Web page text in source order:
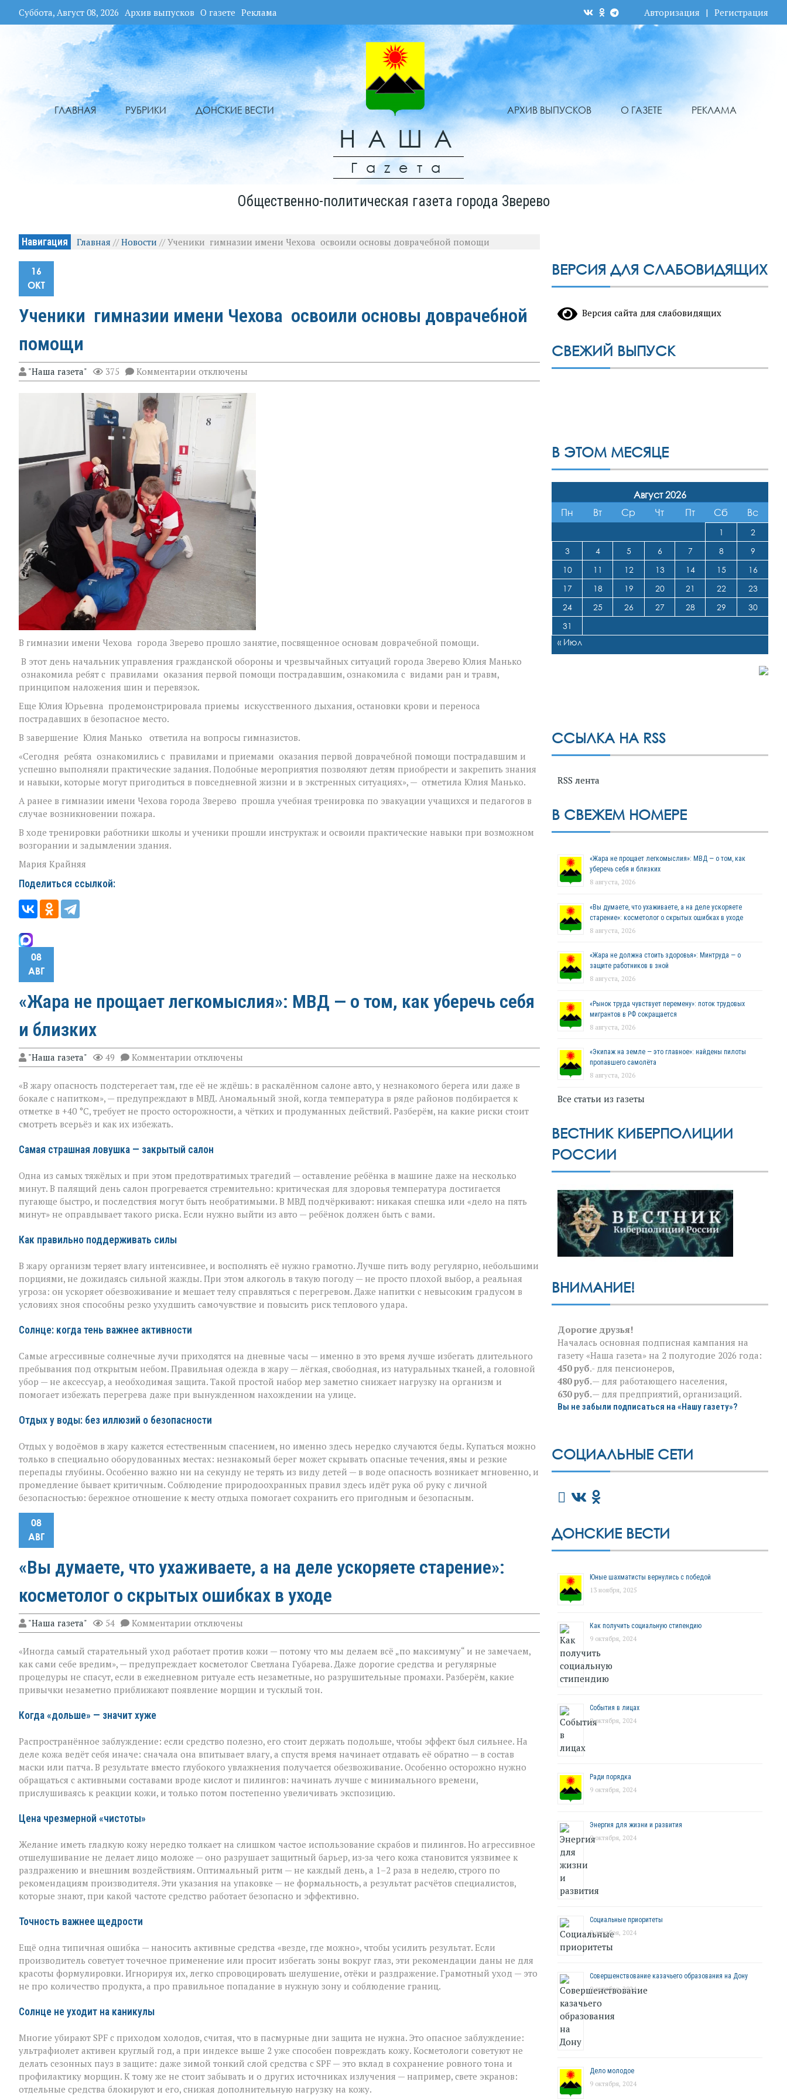
Суббота, Август 08, 2026 Архив выпусков О газете Реклама Авторизация | Регистрация
ГЛАВНАЯ РУБРИКИ ДОНСКИЕ ВЕСТИ
НАША
Гаzета
АРХИВ ВЫПУСКОВ О ГАЗЕТЕ РЕКЛАМА
Общественно-политическая газета города Зверево
Навигация Главная //Новости //Ученики гимназии имени Чехова освоили основы доврачебной помощи
16
ОКТ
Ученики гимназии имени Чехова освоили основы доврачебной
помощи
"Наша газета" 375 Комментарии к
записи
Ученики
гимназии
имени
Чехова
доврачебной
помощи
отключены
В гимназии имени Чехова города Зверево прошло занятие, посвященное основам доврачебной помощи.
В этот день начальник управления гражданской обороны и чрезвычайных ситуаций города Зверево Юлия Манько
ознакомила ребят с правилами оказания первой помощи пострадавшим, ознакомила с видами ран и травм,
принципом наложения шин и перевязок.
Еще Юлия Юрьевна продемонстрировала приемы искусственного дыхания, остановки крови и переноса
пострадавших в безопасное место.
В завершение Юлия Манько ответила на вопросы гимназистов.
«Сегодня ребята ознакомились с правилами и приемами оказания первой доврачебной помощи пострадавшим и
успешно выполняли практические задания. Подобные мероприятия позволяют детям приобрести и закрепить знания
и навыки, которые могут пригодиться в повседневной жизни и в экстренных ситуациях», — отметила Юлия Манько.
А ранее в гимназии имени Чехова города Зверево прошла учебная тренировка по эвакуации учащихся и педагогов в
случае возникновении пожара.
В ходе тренировки работники школы и ученики прошли инструктаж и освоили практические навыки при возможном
возгорании и задымлении здания.
Мария Крайняя
Поделиться ссылкой:
08
АВГ
«Жара не прощает легкомыслия»: МВД — о том, как уберечь себя
и близких
"Наша газета" 49 Комментарии к
записи
не
прощает
легкомыслия»:
МВД — о
уберечь
себя
близких
отключены
«В жару опасность подстерегает там, где её не ждёшь: в раскалённом салоне авто, у незнакомого берега или даже в
бокале с напитком», — предупреждают в МВД. Аномальный зной, когда температура в ряде районов подбирается к
отметке в +40 °C, требует не просто осторожности, а чётких и продуманных действий. Разберём, на какие риски стоит
смотреть всерьёз и как их избежать.
Самая страшная ловушка — закрытый салон
Одна из самых тяжёлых и при этом предотвратимых трагедий — оставление ребёнка в машине даже на несколько
минут. В палящий день салон прогревается стремительно: критическая для здоровья температура достигается
пугающе быстро, и последствия могут быть необратимыми. В МВД подчёркивают: никакая спешка или «дело на пять
минут» не оправдывает такого риска. Если нужно выйти из авто — ребёнок должен быть с вами.
Как правильно поддерживать силы
В жару организм теряет влагу интенсивнее, и восполнять её нужно грамотно. Лучше пить воду регулярно, небольшими
порциями, не дожидаясь сильной жажды. При этом алкоголь в такую погоду — не просто плохой выбор, а реальная
угроза: он ускоряет обезвоживание и мешает телу справляться с перегревом. Даже напитки с невысоким градусом в
условиях зноя способны резко ухудшить самочувствие и повысить риск теплового удара.
Солнце: когда тень важнее активности
Самые агрессивные солнечные лучи приходятся на дневные часы — именно в это время лучше избегать длительного
пребывания под открытым небом. Правильная одежда в жару — лёгкая, свободная, из натуральных тканей, а головной
убор — не аксессуар, а необходимая защита. Такой простой набор мер заметно снижает нагрузку на организм и
помогает избежать перегрева даже при вынужденном нахождении на улице.
Отдых у воды: без иллюзий о безопасности
Отдых у водоёмов в жару кажется естественным спасением, но именно здесь нередко случаются беды. Купаться можно
только в специально оборудованных местах: незнакомый берег может скрывать опасные течения, ямы и резкие
перепады глубины. Особенно важно ни на секунду не терять из виду детей — в воде опасность возникает мгновенно, и
промедление бывает критичным. Соблюдение природоохранных правил здесь идёт рука об руку с личной
безопасностью: бережное отношение к месту отдыха помогает сохранить его пригодным и безопасным.
08
АВГ
«Вы думаете, что ухаживаете, а на деле ускоряете старение»:
косметолог о скрытых ошибках в уходе
"Наша газета" 54 Комментарии к
записи
думаете,
что
а
на
о
скрытых
ошибках
в
уходе
отключены
«Иногда самый старательный уход работает против кожи — потому что мы делаем всё „по максимуму“ и не замечаем,
как сами себе вредим», — предупреждает косметолог Светлана Губарева. Даже дорогие средства и регулярные
процедуры не спасут, если в ежедневном ритуале есть незаметные, но разрушительные промахи. Разберём, какие
привычки незаметно приближают появление морщин и тусклый тон.
Когда «дольше» — значит хуже
Распространённое заблуждение: если средство полезно, его стоит держать подольше, чтобы эффект был сильнее. На
деле кожа ведёт себя иначе: сначала она впитывает влагу, а спустя время начинает отдавать её обратно — в состав
маски или патча. В результате вместо глубокого увлажнения получается обезвоживание. Особенно осторожно нужно
обращаться с активными составами вроде кислот и пилингов: начинать лучше с минимального времени,
прислушиваясь к реакции кожи, и только потом постепенно увеличивать экспозицию.
Цена чрезмерной «чистоты»
Желание иметь гладкую кожу нередко толкает на слишком частое использование скрабов и пилингов. Но агрессивное
отшелушивание не делает лицо моложе — оно разрушает защитный барьер, из‑за чего кожа становится уязвимее к
раздражению и внешним воздействиям. Оптимальный ритм — не каждый день, а 1–2 раза в неделю, строго по
рекомендациям производителя. Эти указания на упаковке — не формальность, а результат расчётов специалистов,
которые знают, при какой частоте средство работает безопасно и эффективно.
Точность важнее щедрости
Ещё одна типичная ошибка — наносить активные средства «везде, где можно», чтобы усилить результат. Если
производитель советует точечное применение или просит избегать зоны вокруг глаз, эти рекомендации даны не для
красоты формулировки. Игнорируя их, легко спровоцировать шелушение, отёки и раздражение. Грамотный уход — это
не про количество продукта, а про правильное попадание в нужную зону и соблюдение границ.
Солнце не уходит на каникулы
Многие убирают SPF с приходом холодов, считая, что в пасмурные дни защита не нужна. Это опасное заблуждение:
ультрафиолет активен круглый год, а при индексе выше 2 уже способен повреждать кожу. Косметологи советуют не
делать сезонных пауз в защите: даже зимой тонкий слой средства с SPF — это вклад в сохранение ровного тона и
профилактику морщин. К тому же не стоит забывать и о других источниках излучения — например, свете экранов:
отдельные средства блокируют и его, снижая дополнительную нагрузку на кожу.
ВЕРСИЯ ДЛЯ СЛАБОВИДЯЩИХ
Версия сайта для слабовидящих
СВЕЖИЙ ВЫПУСК
В ЭТОМ МЕСЯЦЕ
Август 2026
Пн
Вт Ср Чт Пт Сб Вс
1
2
3
4 5 6 7 8
9
10
11 12 13 14 15
16
17
18 19 20 21 22
23
24
25 26 27 28 29
30
31
« Июл
ССЫЛКА НА RSS
RSS лента
В СВЕЖЕМ НОМЕРЕ
«Жара не прощает легкомыслия»: МВД — о том, как
уберечь себя и близких
8 августа, 2026
«Вы думаете, что ухаживаете, а на деле ускоряете
старение»: косметолог о скрытых ошибках в уходе
8 августа, 2026
«Жара не должна стоить здоровья»: Минтруда — о
защите работников в зной
8 августа, 2026
«Рынок труда чувствует перемену»: поток трудовых
мигрантов в РФ сокращается
8 августа, 2026
«Экипаж на земле — это главное»: найдены пилоты
пропавшего самолёта
8 августа, 2026
Все статьи из газеты
ВЕСТНИК КИБЕРПОЛИЦИИ
РОССИИ
ВНИМАНИЕ!
Дорогие друзья!
Началась основная подписная кампания на
газету «Наша газета» на 2 полугодие 2026 года:
450 руб.- для пенсионеров,
480 руб.— для работающего населения,
630 руб.— для предприятий, организаций.
Вы не забыли подписаться на «Нашу газету»?
СОЦИАЛЬНЫЕ СЕТИ
ДОНСКИЕ ВЕСТИ
Юные шахматисты вернулись с победой
13 ноября, 2025
Как получить социальную стипендию
9 октября, 2024
События в лицах
9 октября, 2024
Ради порядка
9 октября, 2024
Энергия для жизни и развития
9 октября, 2024
Социальные приоритеты
9 октября, 2024
Совершенствование казачьего образования на Дону
9 октября, 2024
Дело молодое
9 октября, 2024